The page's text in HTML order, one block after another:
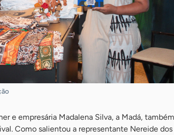
e empresária Madalena Silva, a Madá,
Como salientou a representante Nereide